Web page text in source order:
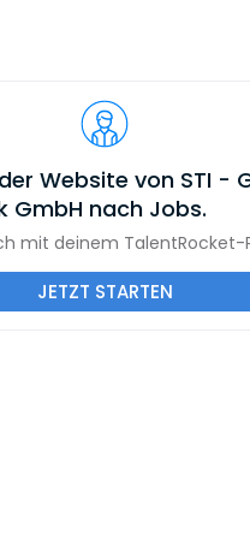
Website von STI -
GmbH nach Jobs.
mit deinem TalentRocket-
JETZT STARTEN